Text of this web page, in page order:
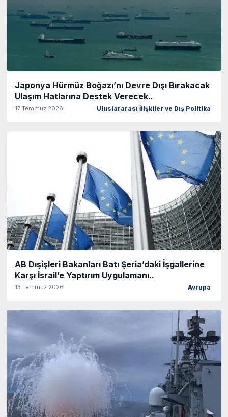
Japonya Hürmüz Boğazı’nı Devre Dışı Bırakacak
Ulaşım Hatlarına Destek Verecek..
17 Temmuz 2026 Uluslararası İlişkiler ve Dış Politika
AB Dışişleri Bakanları Batı Şeria’daki İşgallerine
Karşı İsrail’e Yaptırım Uygulamanı..
13 Temmuz 2026 Avrupa